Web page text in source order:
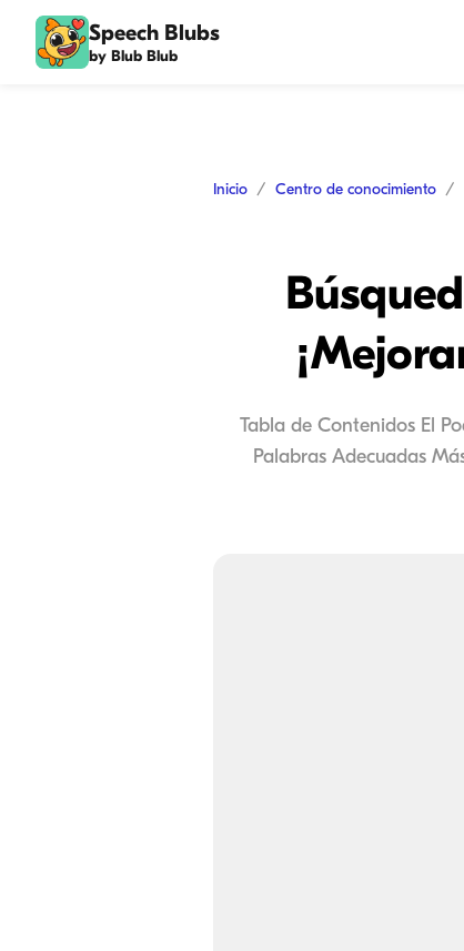
Speech Blubs
by Blub Blub
Inicio Centro de conocimiento
Tabla de Contenidos El
Palabras Adecuadas